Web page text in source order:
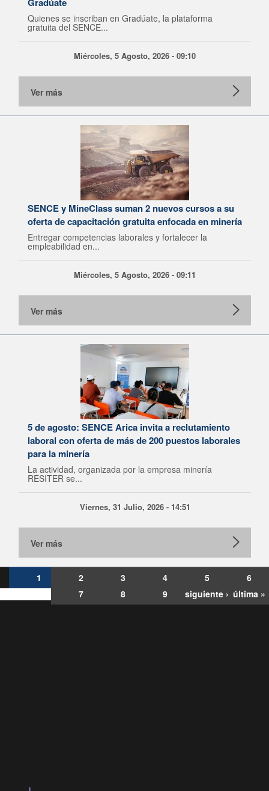
Quienes se inscriban en Gradúate, la plataforma
gratuita del SENCE...
Miércoles, 5 Agosto, 2026 - 09:10
Ver más
SENCE y MineClass suman 2 nuevos cursos a su
oferta de capacitación gratuita enfocada en minería
Entregar competencias laborales y fortalecer la
empleabilidad en...
Miércoles, 5 Agosto, 2026 - 09:11
Ver más
5 de agosto: SENCE Arica invita a reclutamiento
laboral con oferta de más de 200 puestos laborales
para la minería
La actividad, organizada por la empresa minería
RESITER se...
Viernes, 31 Julio, 2026 - 14:51
Ver más
1 2 3 4 5
6
7
8 9 siguiente › última »